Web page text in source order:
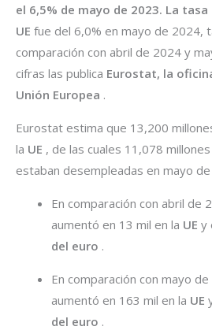
el 6,5% de mayo de 2023. La
UE fue del 6,0% en mayo de 2024,
comparación con abril de 2024 y
cifras las publica Eurostat, la
Unión Europea .
Eurostat estima que 13,200
la UE , de las cuales 11,078
estaban desempleadas en mayo
En comparación con abril de
aumentó en 13 mil en la UE y
del euro .
En comparación con mayo
aumentó en 163 mil en la UE
del euro .